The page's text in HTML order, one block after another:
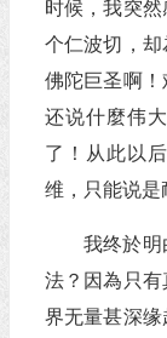
时候，我突
个仁波切，
佛陀巨圣啊
还说什麼伟
了！从此以
维，只能说是
我终於明
法？因為只
界无量甚深缘